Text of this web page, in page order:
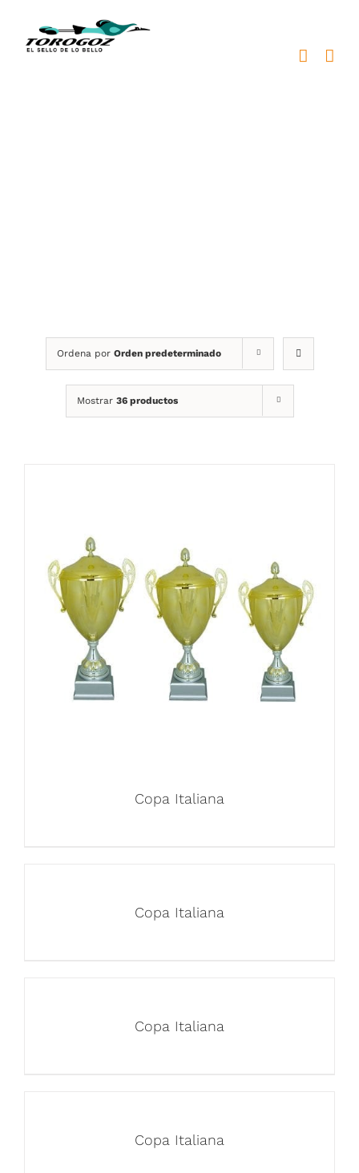
contenido
Ordena por Orden predeterminado
Mostrar 36 productos
Copa Italiana
Copa Italiana
Copa Italiana
Copa Italiana